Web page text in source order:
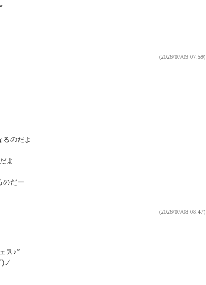
るのだよ
よ
のだー
(2026/07/09 07:59)
ス♪”
ノ
(2026/07/08 08:47)